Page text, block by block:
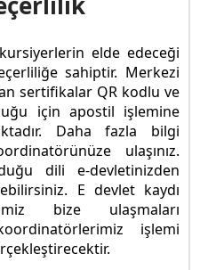
elde edeceği
sahiptir. Merkezi
sertifikalar QR kodlu ve
için apostil işlemine
Daha fazla bilgi
ulaşınız.
dili e-devletinizden
E devlet kaydı
bize ulaşmaları
işlemi